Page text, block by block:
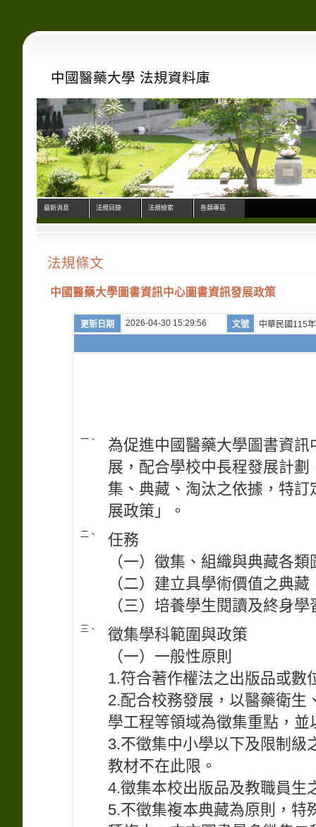
中國醫藥大學 法規資料庫
最新消息 法規目錄 法規檢索 各類專區
法規條文
中國醫藥大學圖書資訊中心圖書資訊發展政策
更新日期 2026-04-30 15:29:56 文號 中華民國115
一、
為促進中國醫藥大學圖書資
展，配合學校中長程發展計
集、典藏、淘汰之依據，特
展政策」。
二、
任務
（一）徵集、組織與典藏各
（二）建立具學術價值之典
（三）培養學生閱讀及終身
三、
徵集學科範圍與政策
（一）一般性原則
1.符合著作權法之出版品或數
2.配合校務發展，以醫藥衛生
學工程等領域為徵集重點，
3.不徵集中小學以下及限制級
教材不在此限。
4.徵集本校出版品及教職員生
5.不徵集複本典藏為原則，特